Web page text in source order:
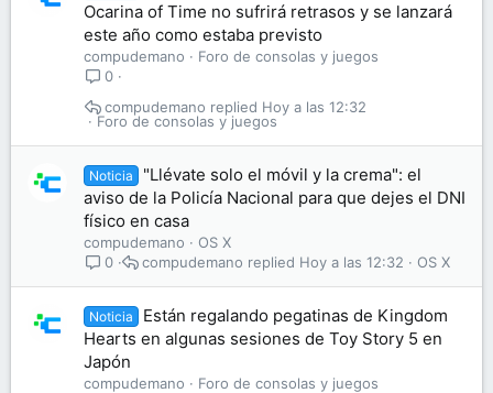
Ocarina of Time no sufrirá retrasos y se lanzará
este año como estaba previsto
compudemano
Foro de consolas y juegos
0
Foro de consolas y juegos
Hoy a las 12:32
compudemano
Noticia
"Llévate solo el móvil y la crema": el
aviso de la Policía Nacional para que dejes el DNI
físico en casa
compudemano
OS X
0
OS X
Hoy a las 12:32
compudemano
Noticia
Están regalando pegatinas de Kingdom
Hearts en algunas sesiones de Toy Story 5 en
Japón
compudemano
Foro de consolas y juegos